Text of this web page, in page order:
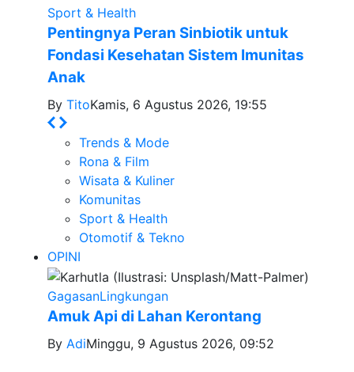
Sport & Health
Pentingnya Peran Sinbiotik untuk
Fondasi Kesehatan Sistem Imunitas
Anak
By TitoKamis, 6 Agustus 2026, 19:55
Trends & Mode
Rona & Film
Wisata & Kuliner
Komunitas
Sport & Health
Otomotif & Tekno
OPINI
GagasanLingkungan
Amuk Api di Lahan Kerontang
By AdiMinggu, 9 Agustus 2026, 09:52